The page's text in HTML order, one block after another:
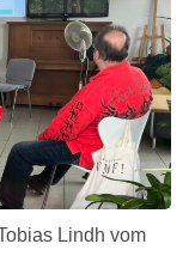
Lindh vom